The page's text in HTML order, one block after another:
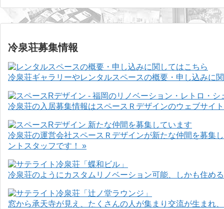
冷泉荘募集情報
冷泉荘ギャラリーやレンタルスペースの概要・申し込みに
冷泉荘の入居募集情報はスペースＲデザインのウェブサイ
冷泉荘の運営会社スペースＲデザインが新たな仲間を募集
ントスタッフです！ »
冷泉荘のようにカスタムリノベーション可能、しかも住め
窓から承天寺が見え、たくさんの人が集まり交流が生まれ